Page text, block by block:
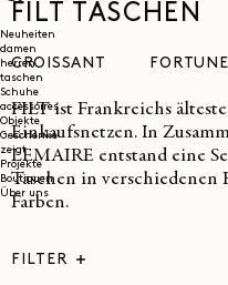
SUCHEN
Neuheiten
damen
herren
taschen
Schuhe
accessoires
Objekte
Geschenke
zeigt
Projekte
Boutiquen
Über uns
FILT TASCHEN
CROISSANT
FILT ist Frankreichs
Einkaufsnetzen. In
LEMAIRE entstand eine
Taschen in verschiedenen
Farben.
FILTER